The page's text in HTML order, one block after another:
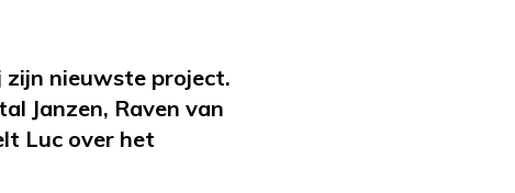
nieuwste project.
Janzen, Raven van
Luc over het